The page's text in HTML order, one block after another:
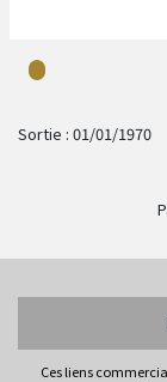
Sortie : 01/01/1970
Ces liens